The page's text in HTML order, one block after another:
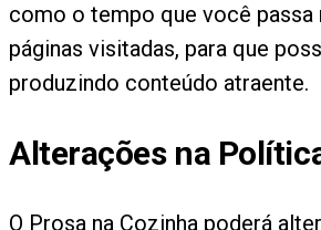
como o tempo que você passa
páginas visitadas, para que
produzindo conteúdo atraente.
Alterações na
O Prosa na Cozinha poderá